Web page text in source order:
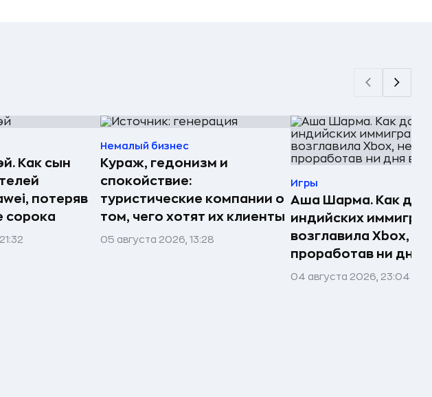
Как сын
потеряв
сорока
Немалый бизнес
Кураж, гедонизм и
спокойствие:
туристические компании о
том, чего хотят их клиенты
05 августа 2026, 13:28
Игры
Аша Шарма. Как
индийских
возглавила Xbox, не
проработав ни дня
04 августа 2026, 23:04